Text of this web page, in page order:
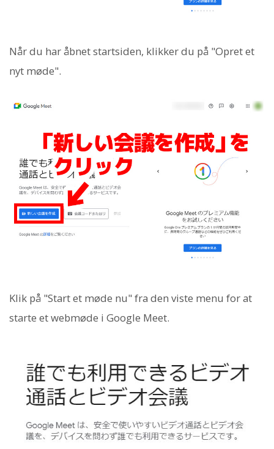
Når du har åbnet startsiden, klikker du på "Opret et
nyt møde".
Klik på "Start et møde nu" fra den viste menu for at
starte et webmøde i Google Meet.